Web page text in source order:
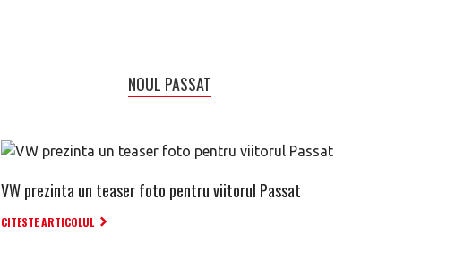
NOUL PASSAT
VW prezinta un teaser foto pentru viitorul Passat
CITESTE ARTICOLUL